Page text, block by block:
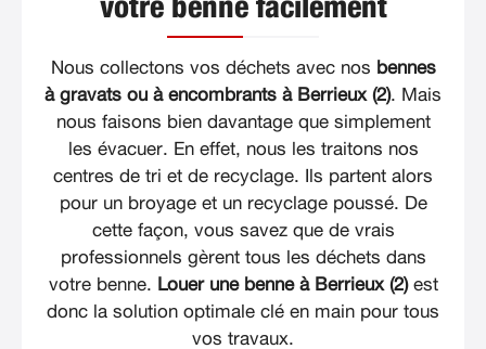
votre benne facilement
Nous collectons vos déchets avec nos bennes
à gravats ou à encombrants à Berrieux (2). Mais
nous faisons bien davantage que simplement
les évacuer. En effet, nous les traitons nos
centres de tri et de recyclage. Ils partent alors
pour un broyage et un recyclage poussé. De
cette façon, vous savez que de vrais
professionnels gèrent tous les déchets dans
votre benne. Louer une benne à Berrieux (2)est
donc la solution optimale clé en main pour tous
vos travaux.